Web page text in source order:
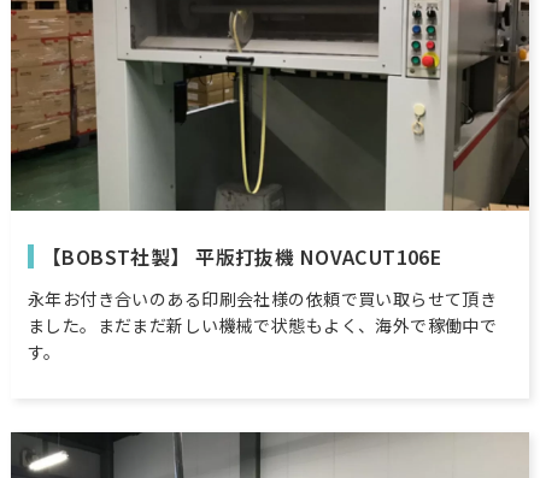
【BOBST社製】 平版打抜機 NOVACUT106E
永年お付き合いのある印刷会社様の依頼で買い取らせて頂き
ました。まだまだ新しい機械で状態もよく、海外で稼働中で
す。